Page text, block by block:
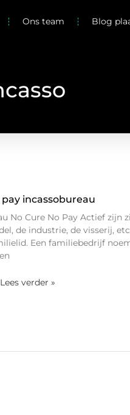
Ons team Blog
incassobureau
No Cure No Pay Actief zijn
de industrie, de visserij,
Een familiebedrijf
verder »